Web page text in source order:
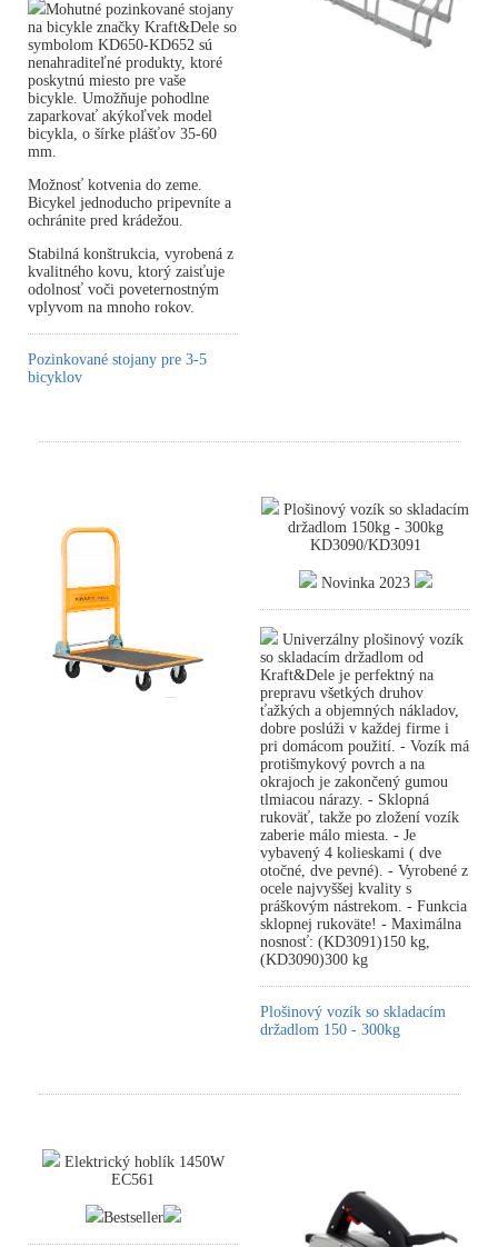
Mohutné pozinkované stojany
na bicykle značky Kraft&Dele so
symbolom KD650-KD652 sú
nenahraditeľné produkty, ktoré
poskytnú miesto pre vaše
bicykle. Umožňuje pohodlne
zaparkovať akýkoľvek model
bicykla, o šírke plášťov 35-60
mm.
Možnosť kotvenia do zeme.
Bicykel jednoducho pripevníte a
ochránite pred krádežou.
Stabilná konštrukcia, vyrobená z
kvalitného kovu, ktorý zaisťuje
odolnosť voči poveternostným
vplyvom na mnoho rokov.
Pozinkované stojany pre 3-5
bicyklov
Plošinový vozík so skladacím
držadlom 150kg - 300kg
KD3090/KD3091
Novinka 2023
Univerzálny plošinový vozík
so skladacím držadlom od
Kraft&Dele je perfektný na
prepravu všetkých druhov
ťažkých a objemných nákladov,
dobre poslúži v každej firme i
pri domácom použití. - Vozík má
protišmykový povrch a na
okrajoch je zakončený gumou
tlmiacou nárazy. - Sklopná
rukoväť, takže po zložení vozík
zaberie málo miesta. - Je
vybavený 4 kolieskami ( dve
otočné, dve pevné). - Vyrobené z
ocele najvyššej kvality s
práškovým nástrekom. - Funkcia
sklopnej rukoväte! - Maximálna
nosnosť: (KD3091)150 kg,
(KD3090)300 kg
Plošinový vozík so skladacím
držadlom 150 - 300kg
Elektrický hoblík 1450W
EC561
Bestseller